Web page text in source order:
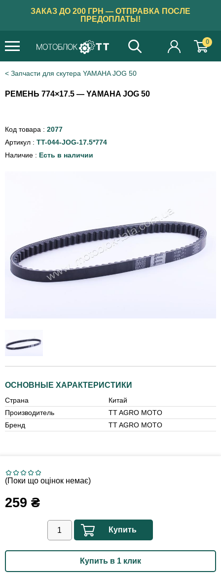
ЗАКАЗ ДО 200 ГРН — ОТПРАВКА ПОСЛЕ
ПРЕДОПЛАТЫ!
0
Запчасти для скутера YAMAHA JOG 50
РЕМЕНЬ 774×17.5 — YAMAHA JOG 50
Код товара : 2077
Артикул : TT-044-JOG-17.5*774
Наличие : Есть в наличии
ОСНОВНЫЕ ХАРАКТЕРИСТИКИ
Страна
Китай
Производитель
TT AGRO MOTO
Бренд
TT AGRO MOTO
(Поки що оцінок немає)
259 ₴
Купить
Купить в 1 клик